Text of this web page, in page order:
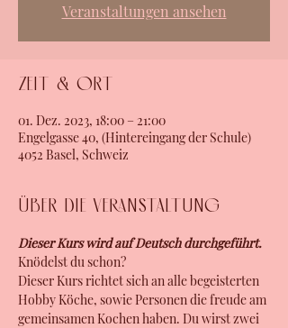
Veranstaltungen ansehen
Zeit & Ort
01. Dez. 2023, 18:00 – 21:00
Engelgasse 40, (Hintereingang der Schule)
4052 Basel, Schweiz
Über die Veranstaltung
Dieser Kurs wird auf Deutsch durchgeführt.
Knödelst du schon?
Dieser Kurs richtet sich an alle begeisterten
Hobby Köche, sowie Personen die freude am
gemeinsamen Kochen haben. Du wirst zwei